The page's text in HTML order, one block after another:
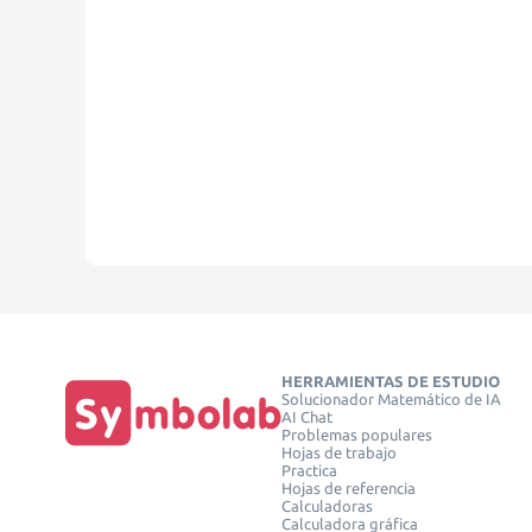
HERRAMIENTAS DE ESTUDIO
Solucionador Matemático de IA
AI Chat
Problemas populares
Hojas de trabajo
Practica
Hojas de referencia
Calculadoras
Calculadora gráfica